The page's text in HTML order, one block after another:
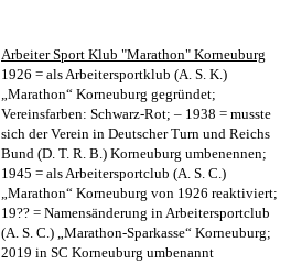
Arbeiter Sport Klub "Marathon" Korneuburg
1926 = als Arbeitersportklub (A. S. K.)
„Marathon“ Korneuburg gegründet;
Vereinsfarben: Schwarz-Rot; – 1938 = musste
sich der Verein in Deutscher Turn und Reichs
Bund (D. T. R. B.) Korneuburg umbenennen;
1945 = als Arbeitersportclub (A. S. C.)
„Marathon“ Korneuburg von 1926 reaktiviert;
19?? = Namensänderung in Arbeitersportclub
(A. S. C.) „Marathon-Sparkasse“ Korneuburg;
2019 in SC Korneuburg umbenannt